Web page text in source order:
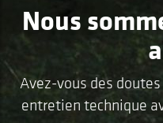
Nous
Avez-vous des
entretien technique